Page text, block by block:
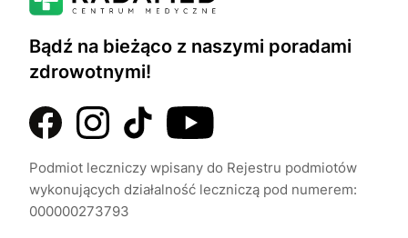
Bądź na bieżąco z naszymi poradami
zdrowotnymi!
Podmiot leczniczy wpisany do Rejestru podmiotów
wykonujących działalność leczniczą pod numerem:
000000273793